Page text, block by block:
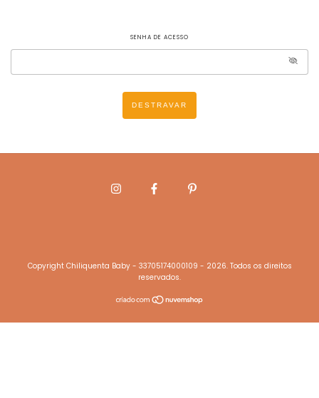
SENHA DE ACESSO
DESTRAVAR
Copyright Chiliquenta Baby - 33705174000109 - 2026. Todos os direitos
reservados.